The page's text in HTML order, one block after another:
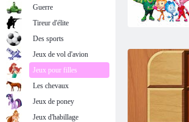
Guerre
Tireur d'élite
Des sports
Jeux de vol d'avion
Jeux pour filles
Les chevaux
Jeux de poney
Jeux d'habillage